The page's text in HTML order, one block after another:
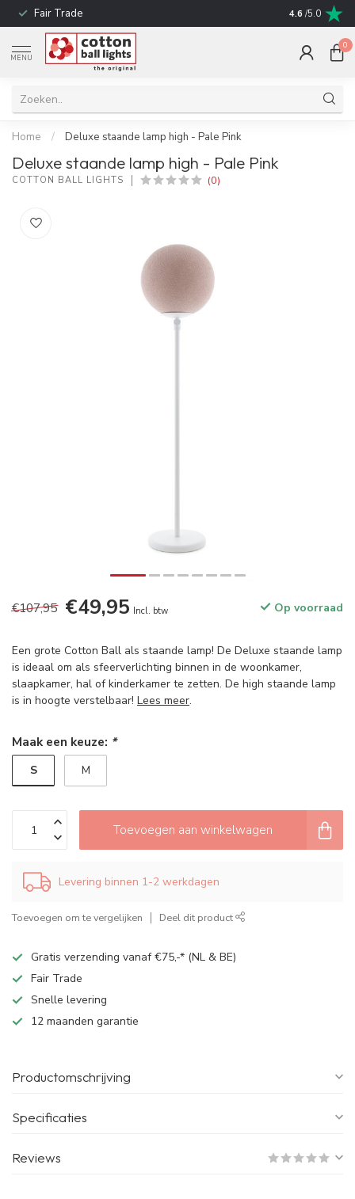
Fair Trade Snelle
4.6 /5.0
MENU
0
Home / Deluxe staande lamp high - Pale Pink
Deluxe staande lamp high - Pale Pink
COTTON BALL LIGHTS (0)
€107,95 €49,95 Incl. btw Op voorraad
Een grote Cotton Ball als staande lamp! De Deluxe staande lamp
is ideaal om als sfeerverlichting binnen in de woonkamer,
slaapkamer, hal of kinderkamer te zetten. De high staande lamp
is in hoogte verstelbaar! Lees meer.
Maak een keuze: *
S M
Toevoegen aan winkelwagen
Levering binnen 1-2 werkdagen
Toevoegen om te vergelijken Deel dit product
Gratis verzending vanaf €75,-* (NL & BE)
Fair Trade
Snelle levering
12 maanden garantie
Productomschrijving
Specificaties
Reviews